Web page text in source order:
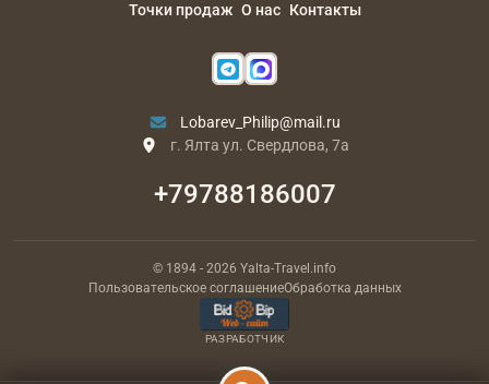
Точки продаж О нас Контакты
Lobarev_Philip@mail.ru
г. Ялта ул. Свердлова, 7а
+79788186007
© 1894 - 2026 Yalta-Travel.info
Пользовательское соглашениеОбработка данных
РАЗРАБОТЧИК